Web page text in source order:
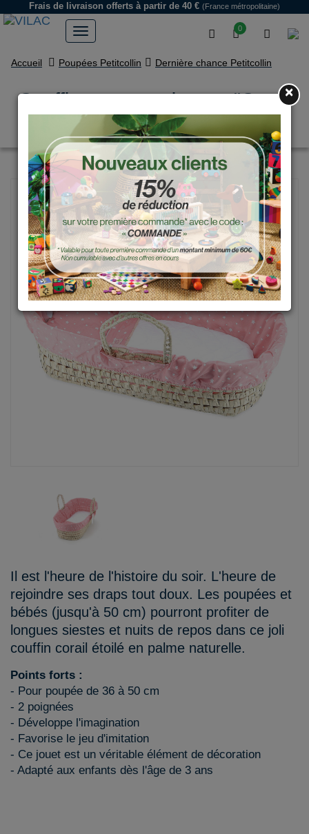
0
Frais de livraison offerts à partir de 40 € (France métropolitaine)
Accueil Poupées Petitcollin Dernière chance Petitcollin
Couffin avec garnissage "Corail
étoilé" 50 cm
Il est l'heure de l'histoire du soir. L'heure de
rejoindre ses draps tout doux. Les poupées et
bébés (jusqu'à 50 cm) pourront profiter de
longues siestes et nuits de repos dans ce joli
couffin corail étoilé en palme naturelle.
Points forts :
- Pour poupée de 36 à 50 cm
- 2 poignées
- Développe l'imagination
- Favorise le jeu d'imitation
- Ce jouet est un véritable élément de décoration
- Adapté aux enfants dès l'âge de 3 ans
×